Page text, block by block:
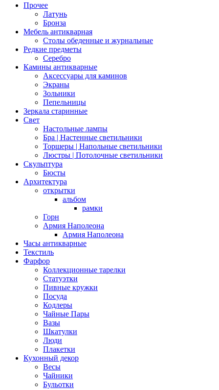
Прочее
Латунь
Бронза
Мебель антикварная
Столы обеденные и журнальные
Редкие предметы
Серебро
Камины антикварные
Аксессуары для каминов
Экраны
Зольники
Пепельницы
Зеркала старинные
Свет
Настольные лампы
Бра | Настенные светильники
Торшеры | Напольные светильники
Люстры | Потолочные светильники
Скульптура
Бюсты
Архитектура
открытки
альбом
рамки
Горн
Армия Наполеона
Армия Наполеона
Часы антикварные
Текстиль
Фарфор
Коллекционные тарелки
Статуэтки
Пивные кружки
Посуда
Кодлеры
Чайные Пары
Вазы
Шкатулки
Люди
Плакетки
Кухонный декор
Весы
Чайники
Бульотки